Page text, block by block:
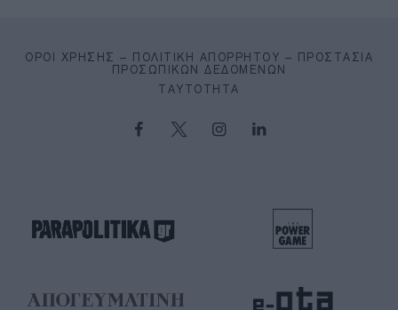
ΌΡΟΙ ΧΡΉΣΗΣ – ΠΟΛΙΤΙΚΉ ΑΠΟΡΡΉΤΟΥ – ΠΡΟΣΤΑΣΊΑ
ΠΡΟΣΩΠΙΚΏΝ ΔΕΔΟΜΈΝΩΝ
ΤΑΥΤΌΤΗΤΑ